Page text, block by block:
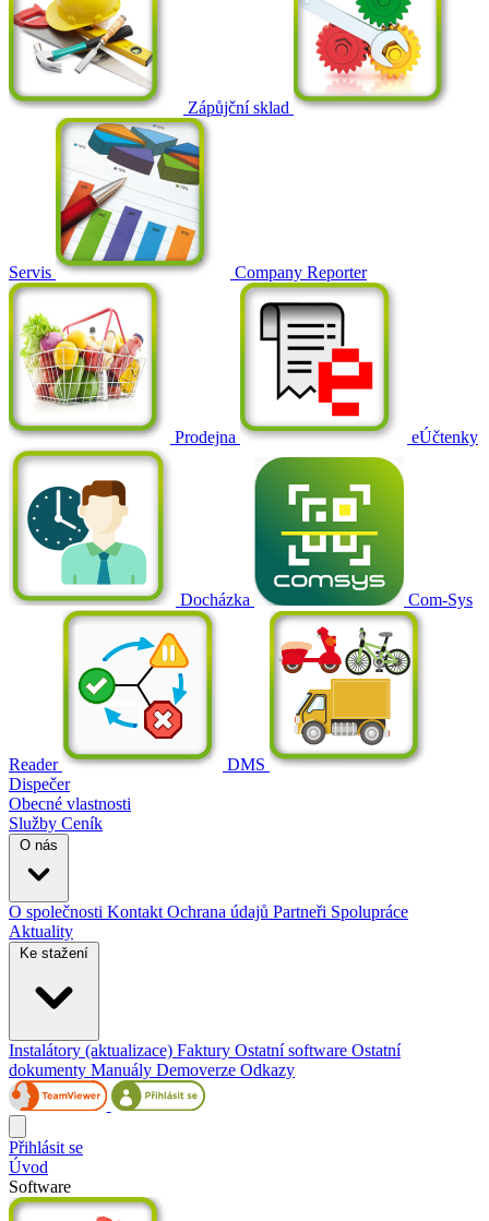
Zápůjční sklad
Servis Company Reporter
Prodejna eÚčtenky
Docházka Com-Sys
Reader
DMS
Dispečer
Obecné vlastnosti
Služby Ceník
O nás
O společnosti Kontakt Ochrana údajů Partneři Spolupráce
Aktuality
Ke stažení
Instalátory (aktualizace) Faktury Ostatní software Ostatní
dokumenty Manuály Demoverze Odkazy
Přihlásit se
Úvod
Software